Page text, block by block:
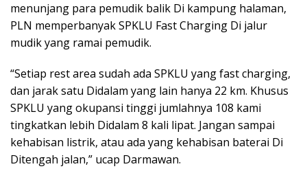
menunjang para pemudik balik Di kampung halaman,
PLN memperbanyak SPKLU Fast Charging Di jalur
mudik yang ramai pemudik.
“Setiap rest area sudah ada SPKLU yang fast charging,
dan jarak satu Didalam yang lain hanya 22 km. Khusus
SPKLU yang okupansi tinggi jumlahnya 108 kami
tingkatkan lebih Didalam 8 kali lipat. Jangan sampai
kehabisan listrik, atau ada yang kehabisan baterai Di
Ditengah jalan,” ucap Darmawan.